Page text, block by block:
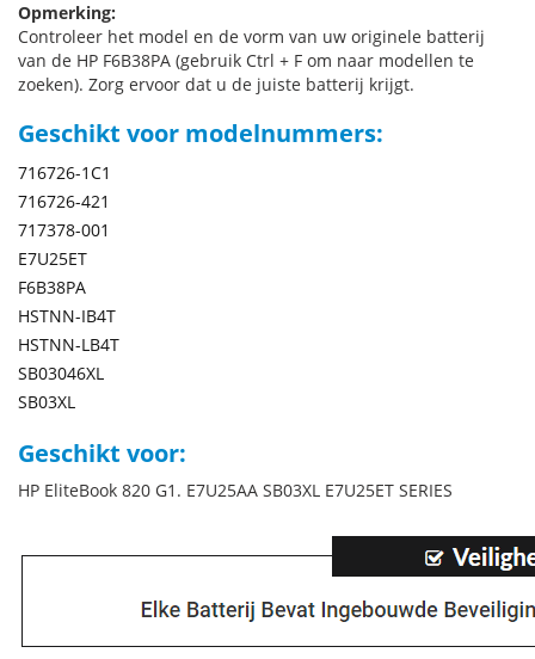
Opmerking:
Controleer het model en de vorm van uw originele batterij
van de HP F6B38PA (gebruik Ctrl + F om naar modellen te
zoeken). Zorg ervoor dat u de juiste batterij krijgt.
Geschikt voor modelnummers:
716726-1C1
716726-421
717378-001
E7U25ET
F6B38PA
HSTNN-IB4T
HSTNN-LB4T
SB03046XL
SB03XL
Geschikt voor:
HP EliteBook 820 G1. E7U25AA SB03XL E7U25ET SERIES